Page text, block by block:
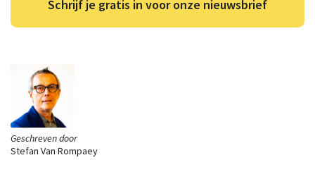
Geschreven door
Stefan Van Rompaey
Schrijf je gratis in voor onze nieuwsbrief